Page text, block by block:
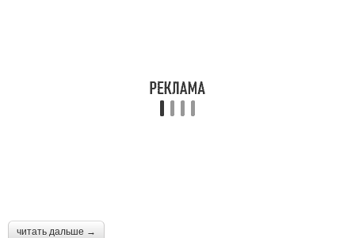
читать дальше →